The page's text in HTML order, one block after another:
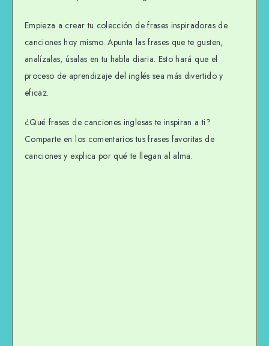
Empieza a crear tu colección de frases inspiradoras de
canciones hoy mismo. Apunta las frases que te gusten,
analízalas, úsalas en tu habla diaria. Esto hará que el
proceso de aprendizaje del inglés sea más divertido y
eficaz.
¿Qué frases de canciones inglesas te inspiran a ti?
Comparte en los comentarios tus frases favoritas de
canciones y explica por qué te llegan al alma.